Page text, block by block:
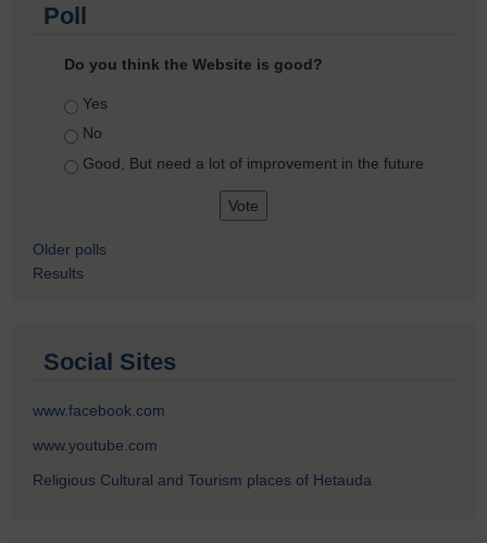
Poll
Do you think the Website is good?
Choices
Yes
No
Good, But need a lot of improvement in the future
Older polls
Results
Social Sites
www.facebook.com
www.youtube.com
Religious Cultural and Tourism places of Hetauda